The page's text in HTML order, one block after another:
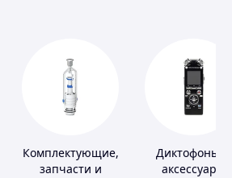
Комплектующие,
запчасти и
Диктофоны и
аксессуары